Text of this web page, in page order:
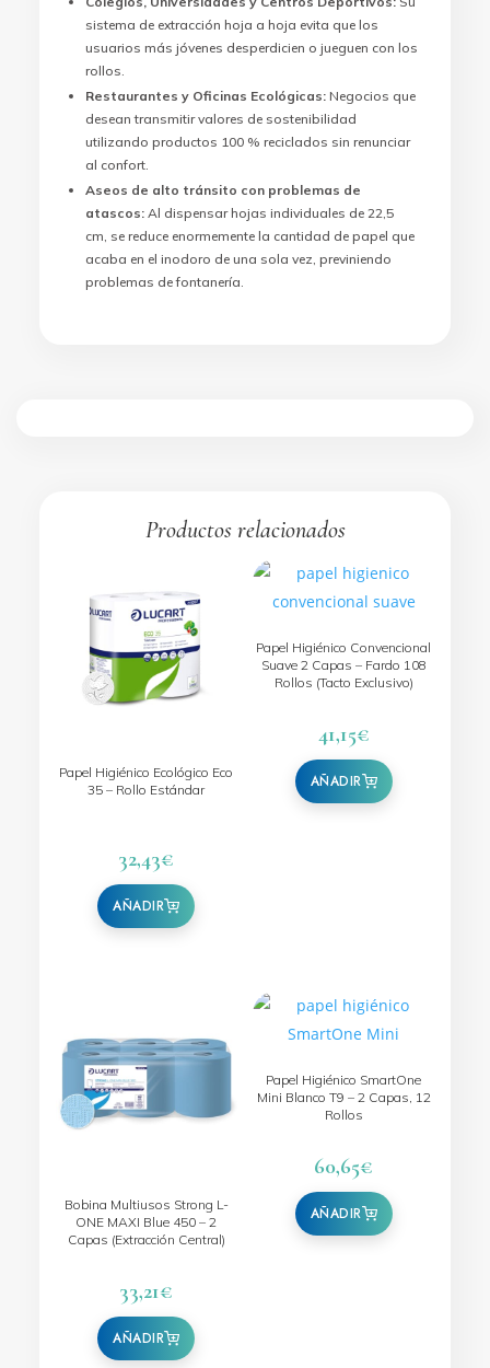
sistema de extracción hoja a hoja evita que los
usuarios más jóvenes desperdicien o jueguen con los
rollos.
Restaurantes y Oficinas Ecológicas:Negocios que
desean transmitir valores de sostenibilidad
utilizando productos 100 % reciclados sin renunciar
al confort.
Aseos de alto tránsito con problemas de
atascos:Al dispensar hojas individuales de 22,5
cm, se reduce enormemente la cantidad de papel que
acaba en el inodoro de una sola vez, previniendo
problemas de fontanería.
Productos relacionados
Papel Higiénico Ecológico Eco
35 – Rollo Estándar
32,43€
Papel Higiénico Convencional
Suave 2 Capas – Fardo 108
Rollos (Tacto Exclusivo)
41,15€
Bobina Multiusos Strong L-
ONE MAXI Blue 450 – 2
Capas (Extracción Central)
33,21€
Papel Higiénico SmartOne
Mini Blanco T9 – 2 Capas, 12
Rollos
60,65€